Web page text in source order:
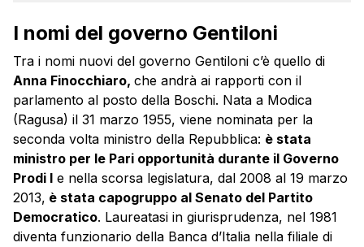
I nomi del governo Gentiloni
Tra i nomi nuovi del governo Gentiloni c’è quello di
Anna Finocchiaro, che andrà ai rapporti con il
parlamento al posto della Boschi. Nata a Modica
(Ragusa) il 31 marzo 1955, viene nominata per la
seconda volta ministro della Repubblica: è stata
ministro per le Pari opportunità durante il Governo
Prodi I e nella scorsa legislatura, dal 2008 al 19 marzo
2013, è stata capogruppo al Senato del Partito
Democratico. Laureatasi in giurisprudenza, nel 1981
diventa funzionario della Banca d’Italia nella filiale di